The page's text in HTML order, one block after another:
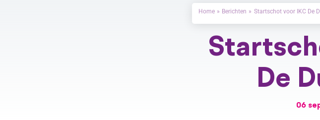
Home Berichten Startschot voor IKC De
De
06